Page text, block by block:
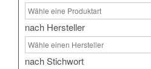
nach Hersteller
nach Stichwort